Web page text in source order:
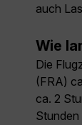
auch
Wie
Die
(FRA)
ca. 2